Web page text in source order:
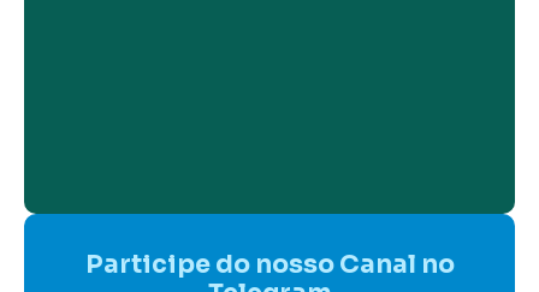
Participe do nosso Canal no